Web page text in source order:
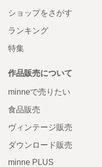
ショップをさがす
ランキング
特集
作品販売について
minneで売りたい
食品販売
ヴィンテージ販売
ダウンロード販売
minne PLUS